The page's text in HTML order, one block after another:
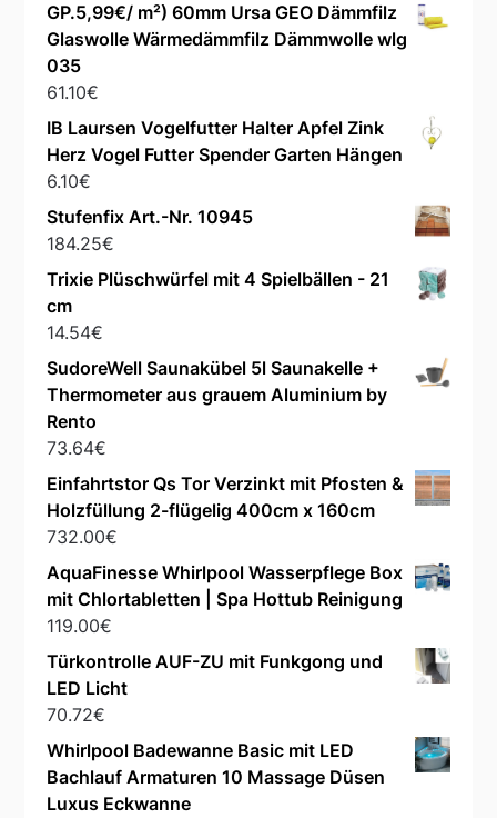
GP.5,99€/ m²) 60mm Ursa GEO Dämmfilz
Glaswolle Wärmedämmfilz Dämmwolle wlg
035
61.10€
IB Laursen Vogelfutter Halter Apfel Zink
Herz Vogel Futter Spender Garten Hängen
6.10€
Stufenfix Art.-Nr. 10945
184.25€
Trixie Plüschwürfel mit 4 Spielbällen - 21
cm
14.54€
SudoreWell Saunakübel 5l Saunakelle +
Thermometer aus grauem Aluminium by
Rento
73.64€
Einfahrtstor Qs Tor Verzinkt mit Pfosten &
Holzfüllung 2-flügelig 400cm x 160cm
732.00€
AquaFinesse Whirlpool Wasserpflege Box
mit Chlortabletten | Spa Hottub Reinigung
119.00€
Türkontrolle AUF-ZU mit Funkgong und
LED Licht
70.72€
Whirlpool Badewanne Basic mit LED
Bachlauf Armaturen 10 Massage Düsen
Luxus Eckwanne